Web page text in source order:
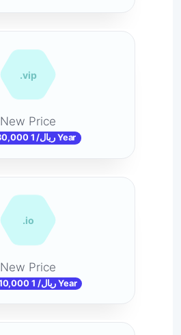
.vip
New Price
18,180,000 ریال/ 1 Year
.io
New Price
111,310,000 ریال/ 1 Year